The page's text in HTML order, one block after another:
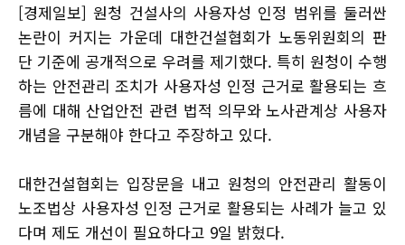
[경제일보] 원청 건설사의 사용자성 인정 범위를 둘러싼
논란이 커지는 가운데 대한건설협회가 노동위원회의 판
단 기준에 공개적으로 우려를 제기했다. 특히 원청이 수행
하는 안전관리 조치가 사용자성 인정 근거로 활용되는 흐
름에 대해 산업안전 관련 법적 의무와 노사관계상 사용자
개념을 구분해야 한다고 주장하고 있다.
대한건설협회는 입장문을 내고 원청의 안전관리 활동이
노조법상 사용자성 인정 근거로 활용되는 사례가 늘고 있
다며 제도 개선이 필요하다고 9일 밝혔다.